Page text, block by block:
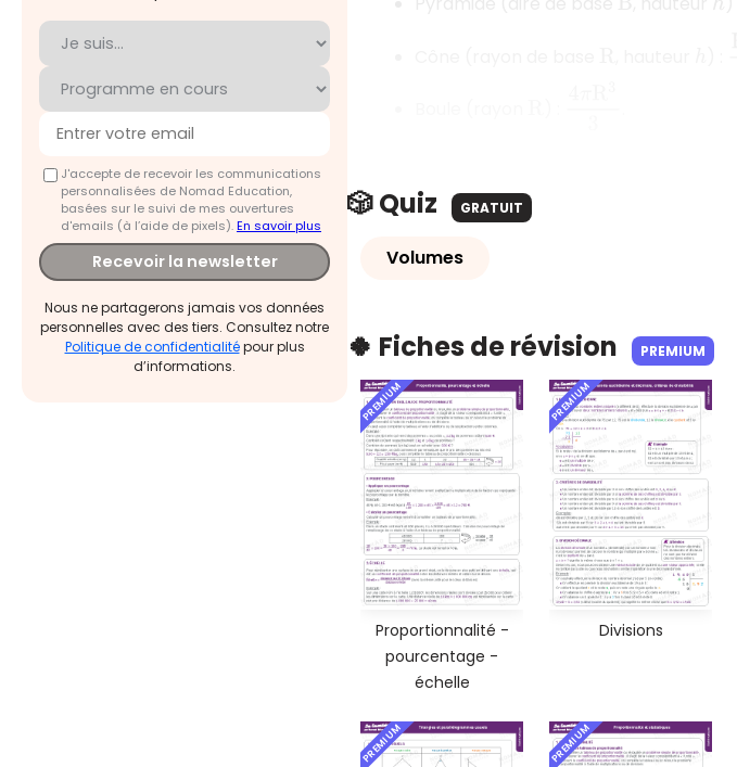
J'accepte de recevoir les communications
personnalisées de Nomad Education,
basées sur le suivi de mes ouvertures
d'emails (à l’aide de pixels).En savoir plus
Recevoir la newsletter
Nous ne partagerons jamais vos données
personnelles avec des tiers. Consultez notre
Politique de confidentialitépour plus
d’informations.
🎲 Quiz GRATUIT
Volumes
🍀 Fiches de révision PREMIUM
PREMIUM
Proportionnalité -
pourcentage -
échelle
PREMIUM
Divisions
PREMIUM PREMIUM